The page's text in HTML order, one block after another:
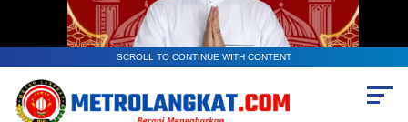
SCROLL TO CONTINUE WITH CONTENT